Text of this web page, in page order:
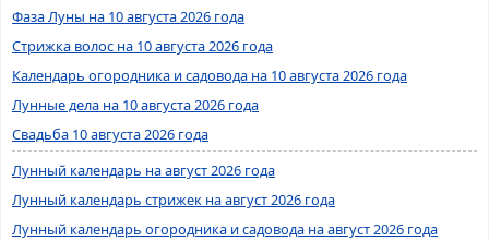
Фаза Луны на 10 августа 2026 года
Стрижка волос на 10 августа 2026 года
Календарь огородника и садовода на 10 августа 2026 года
Лунные дела на 10 августа 2026 года
Свадьба 10 августа 2026 года
Лунный календарь на август 2026 года
Лунный календарь стрижек на август 2026 года
Лунный календарь огородника и садовода на август 2026 года